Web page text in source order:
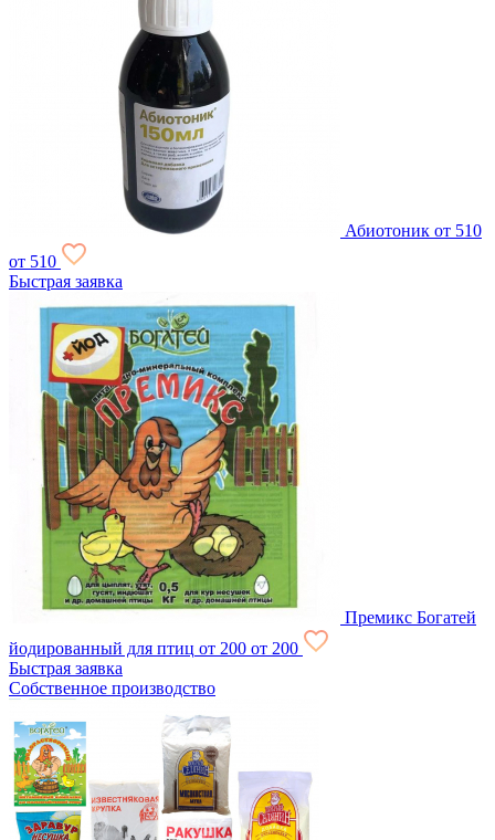
Абиотоник от 510
от 510
Быстрая заявка
Премикс Богатей
йодированный для птиц от 200 от 200
Быстрая заявка
Собственное производство